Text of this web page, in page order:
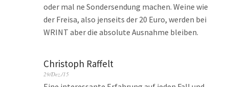
oder mal ne Sondersendung machen. Weine wie
der Freisa, also jenseits der 20 Euro, werden bei
WRINT aber die absolute Ausnahme bleiben.
Christoph Raffelt
29/Dez./15